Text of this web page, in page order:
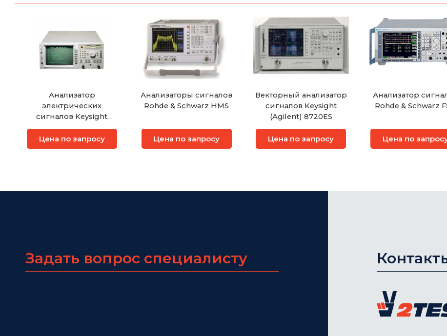
Анализатор
электрических
сигналов Keysight
(Agilent) 8713C
Цена по запросу
Анализаторы сигналов
Rohde & Schwarz HMS
Цена по запросу
Векторный анализатор
сигналов Keysight
(Agilent) 8720ES
Цена по запросу
Анализатор
Rohde & Schwarz
Цена по
Задать вопрос специалисту